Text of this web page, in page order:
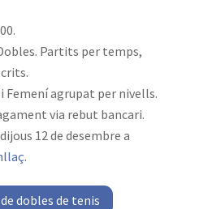
Partits per temps,
Femení agrupat per nivells.
via rebut bancari.
12 de desembre a
.
dobles de tenis